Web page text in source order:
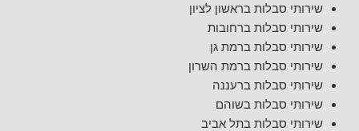
שירותי סבלות בראשון לציון
שירותי סבלות ברחובות
שירותי סבלות ברמת גן
שירותי סבלות ברמת השרון
שירותי סבלות ברעננה
שירותי סבלות בשוהם
שירותי סבלות בתל אביב